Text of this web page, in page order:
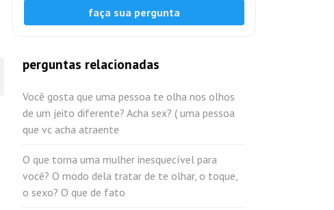
faça sua pergunta
perguntas relacionadas
Você gosta que uma pessoa te olha nos olhos
de um jeito diferente? Acha sex? ( uma pessoa
que vc acha atraente
O que torna uma mulher inesquecível para
você? O modo dela tratar de te olhar, o toque,
o sexo? O que de fato